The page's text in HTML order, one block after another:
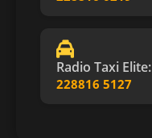
Radio Taxi Elite:
228816 5127